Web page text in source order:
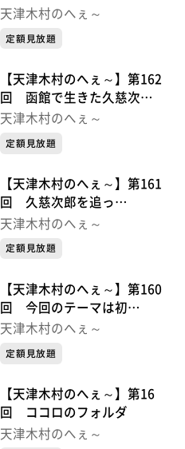
男・・・・・久慈次郎シリー
天津木村のへぇ～
定額見放題
【天津木村のへぇ～】第162
回 函館で生きた久慈次
郎・・・・・久慈次郎シリー
天津木村のへぇ～
定額見放題
【天津木村のへぇ～】第161
回 久慈次郎を追っ
て・・・・・久慈次郎シリー
天津木村のへぇ～
定額見放題
【天津木村のへぇ～】第160
回 今回のテーマは初
の！？・・・・・久慈次郎シ
天津木村のへぇ～
定額見放題
【天津木村のへぇ～】第16
回 ココロのフォルダ
天津木村のへぇ～